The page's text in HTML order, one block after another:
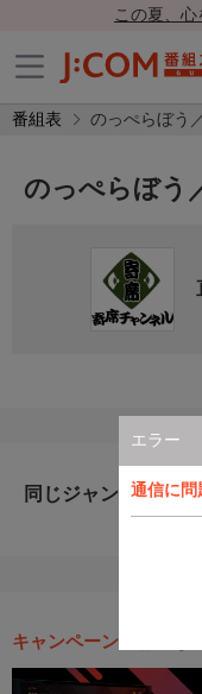
この夏、
番組表 のっぺらぼう
エラー
通信に
のっぺらぼう
同じジャンルのおす
キャンペーン・お得な